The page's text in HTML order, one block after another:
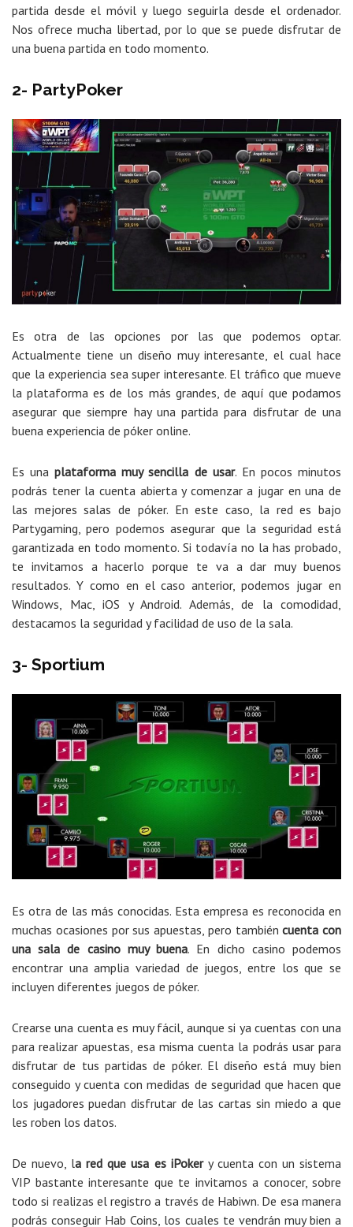
partida desde el móvil y luego seguirla desde el ordenador.
Nos ofrece mucha libertad, por lo que se puede disfrutar de
una buena partida en todo momento.
2- PartyPoker
Es otra de las opciones por las que podemos optar.
Actualmente tiene un diseño muy interesante, el cual hace
que la experiencia sea super interesante. El tráfico que mueve
la plataforma es de los más grandes, de aquí que podamos
asegurar que siempre hay una partida para disfrutar de una
buena experiencia de póker online.
Es unaplataforma muy sencilla de usar. En pocos minutos
podrás tener la cuenta abierta y comenzar a jugar en una de
las mejores salas de póker. En este caso, la red es bajo
Partygaming, pero podemos asegurar que la seguridad está
garantizada en todo momento. Si todavía no la has probado,
te invitamos a hacerlo porque te va a dar muy buenos
resultados. Y como en el caso anterior, podemos jugar en
Windows, Mac, iOS y Android. Además, de la comodidad,
destacamos la seguridad y facilidad de uso de la sala.
3- Sportium
Es otra de las más conocidas. Esta empresa es reconocida en
muchas ocasiones por sus apuestas, pero tambiéncuenta con
una sala de casino muy buena. En dicho casino podemos
encontrar una amplia variedad de juegos, entre los que se
incluyen diferentes juegos de póker.
Crearse una cuenta es muy fácil, aunque si ya cuentas con una
para realizar apuestas, esa misma cuenta la podrás usar para
disfrutar de tus partidas de póker. El diseño está muy bien
conseguido y cuenta con medidas de seguridad que hacen que
los jugadores puedan disfrutar de las cartas sin miedo a que
les roben los datos.
De nuevo, la red que usa es iPokery cuenta con un sistema
VIP bastante interesante que te invitamos a conocer, sobre
todo si realizas el registro a través de Habiwn. De esa manera
podrás conseguir Hab Coins, los cuales te vendrán muy bien a